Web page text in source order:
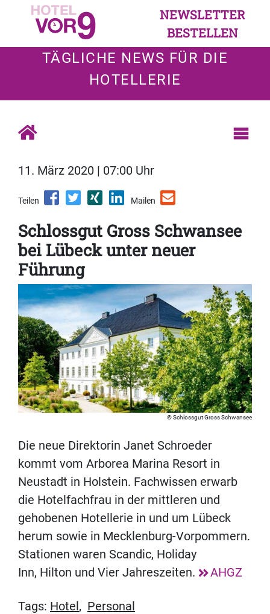
NEWSLETTER
BESTELLEN
TÄGLICHE NEWS FÜR DIE
HOTELLERIE
11. März 2020 | 07:00 Uhr
Teilen Mailen
Schlossgut Gross Schwansee
bei Lübeck unter neuer
Führung
Schlossgut Gross Schwansee
Die neue Direktorin Janet Schroeder
kommt vom Arborea Marina Resort in
Neustadt in Holstein. Fachwissen erwarb
die Hotelfachfrau in der mittleren und
gehobenen Hotellerie in und um Lübeck
herum sowie in Mecklenburg-Vorpommern.
Stationen waren Scandic, Holiday
Inn, Hilton und Vier Jahreszeiten.
AHGZ
Tags: Hotel, Personal